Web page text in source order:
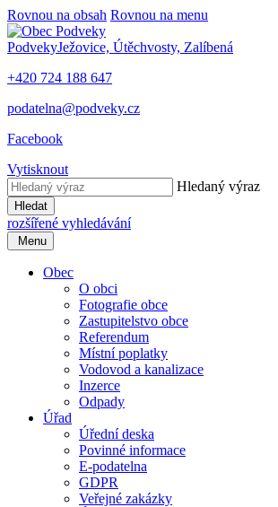
Rovnou na obsah Rovnou na menu
PodvekyJežovice, Útěchvosty, Zalíbená
+420 724 188 647
podatelna@podveky.cz
Facebook
Vytisknout
Hledaný výraz
Hledat
rozšířené vyhledávání
Menu
Obec
O obci
Fotografie obce
Zastupitelstvo obce
Referendum
Místní poplatky
Vodovod a kanalizace
Inzerce
Odpady
Úřad
Úřední deska
Povinné informace
E-podatelna
GDPR
Veřejné zakázky